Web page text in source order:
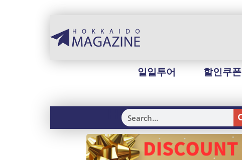
일일투어 할인쿠폰